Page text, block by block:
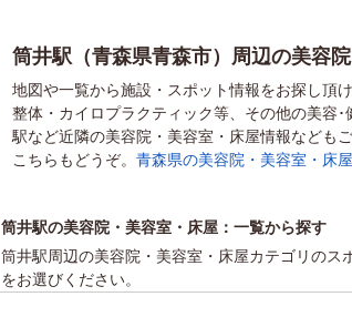
筒井駅（青森県青森市）周辺の美容
地図や一覧から施設・スポット情報をお探し頂
整体・カイロプラクティック等、その他の美容
駅など近隣の美容院・美容室・床屋情報なども
こちらもどうぞ。 青森県の美容院・美容室・床屋
筒井駅の美容院・美容室・床屋：一覧から探す
筒井駅周辺の美容院・美容室・床屋カテゴリのス
をお選びください。